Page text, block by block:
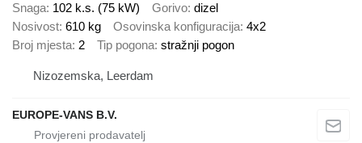
Snaga 102 k.s. (75 kW) Gorivo dizel
Nosivost 610 kg Osovinska konfiguracija 4x2
Broj mjesta 2 Tip pogona stražnji pogon
Nizozemska, Leerdam
EUROPE-VANS B.V.